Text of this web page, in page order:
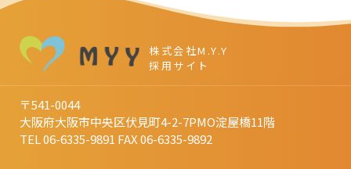
株式会社M.Y.Y
採用サイト
〒541-0044
大阪府大阪市中央区伏見町4-2-7PMO淀屋橋11階
TEL 06-6335-9891 FAX 06-6335-9892